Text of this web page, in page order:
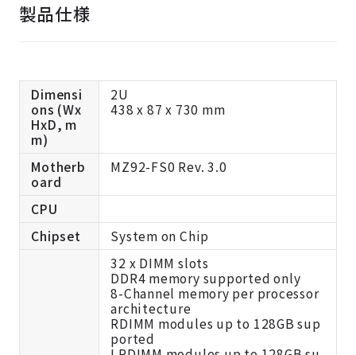
製品仕様
Dimensi
ons (Wx
HxD, m
m)
2U
438 x 87 x 730 mm
Motherb
oard
MZ92-FS0 Rev. 3.0
CPU
Chipset
System on Chip
32 x DIMM slots
DDR4 memory supported only
8-Channel memory per processor
architecture
RDIMM modules up to 128GB sup
ported